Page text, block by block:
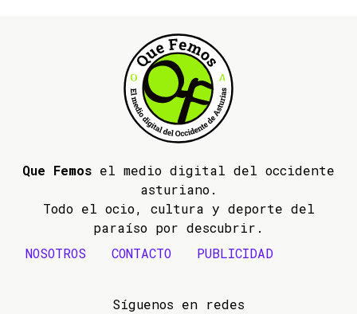
Que Femos el medio digital del occidente
asturiano.
Todo el ocio, cultura y deporte del
paraíso por descubrir.
NOSOTROS
CONTACTO PUBLICIDAD
Síguenos en redes